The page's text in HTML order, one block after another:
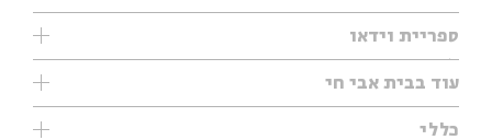
עיון
אנגלית
נוער
ספריית וידאו
ילדים
מוזיקה
עיון
עוד בבית אבי חי
תערוכות
כללי